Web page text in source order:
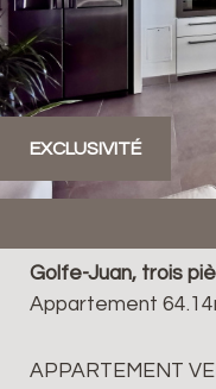
EXCLUSIVITÉ
Golfe-Juan, trois
Appartement
APPARTEMENT